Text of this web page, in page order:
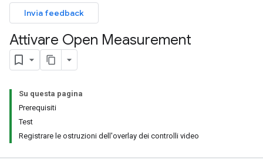
Invia feedback
Attivare Open Measurement
Su questa pagina
Prerequisiti
Test
Registrare le ostruzioni dell'overlay dei controlli video